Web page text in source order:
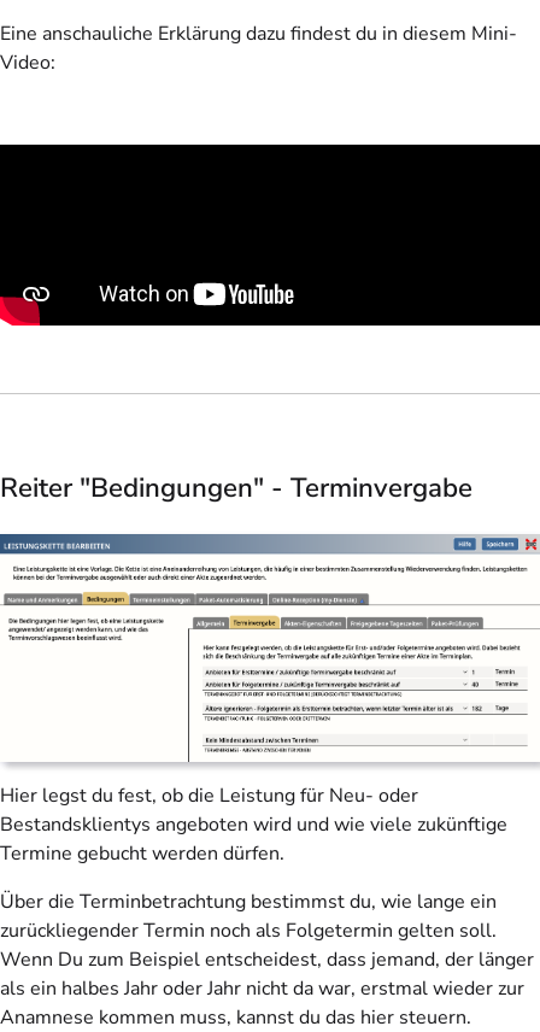
Eine anschauliche Erklärung dazu findest du in diesem Mini-
Video:
Reiter "Bedingungen" - Terminvergabe
Hier legst du fest, ob die Leistung für Neu- oder
Bestandsklientys angeboten wird und wie viele zukünftige
Termine gebucht werden dürfen.
Über die Terminbetrachtung bestimmst du, wie lange ein
zurückliegender Termin noch als Folgetermin gelten soll.
Wenn Du zum Beispiel entscheidest, dass jemand, der länger
als ein halbes Jahr oder Jahr nicht da war, erstmal wieder zur
Anamnese kommen muss, kannst du das hier steuern.